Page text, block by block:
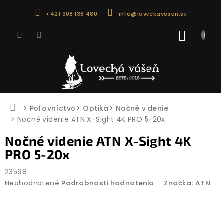
+421 908 138 480 info@loveckavasen.sk
Domov
Poľovníctvo Optika
Nočné videnie
Nočné videnie ATN X-Sight 4K PRO 5-20x
Nočné videnie ATN X-Sight 4K
PRO 5-20x
23598
Priemerné
Neohodnotené Podrobnosti hodnotenia Značka: ATN